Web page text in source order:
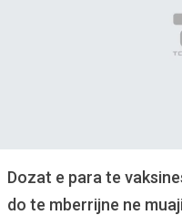
Dozat e para te
do te mberrijne ne